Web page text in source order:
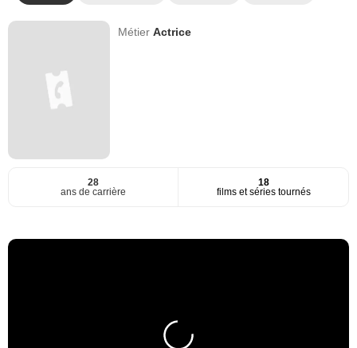
MétierActrice
28
ans de carrière
18
films et séries tournés